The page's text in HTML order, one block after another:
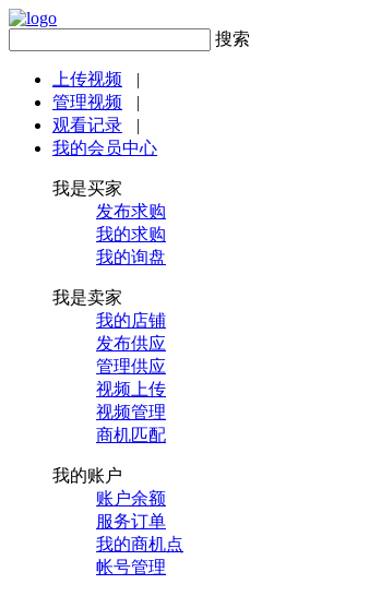
搜索
上传视频
|
管理视频
|
观看记录
|
我的会员中心
我是买家
发布求购
我的求购
我的询盘
我是卖家
我的店铺
发布供应
管理供应
视频上传
视频管理
商机匹配
我的账户
账户余额
服务订单
我的商机点
帐号管理